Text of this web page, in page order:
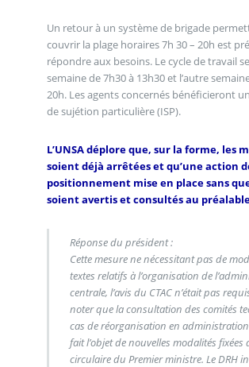
Un retour à un système de brigade
couvrir la plage horaires 7h 30 – 20h est
répondre aux besoins. Le cycle de travail
semaine de 7h30 à 13h30 et l’autre
20h. Les agents concernés bénéficieront
de sujétion particulière (ISP).
L’UNSA déplore que, sur la forme, les
soient déjà arrêtées et qu’une action
positionnement mise en place sans
soient avertis et consultés au
Réponse du président :
Cette mesure ne nécessitant pas de
textes relatifs à l’organisation de
centrale, l’avis du CTAC n’était pas
noter que la consultation des comités
cas de réorganisation en
fait l’objet de nouvelles modalités fixées
circulaire du Premier ministre. Le DRH